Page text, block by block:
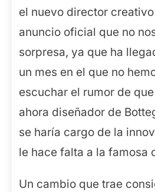
el nuevo director
anuncio oficial que no
sorpresa, ya que ha
un mes en el que no
escuchar el rumor de
ahora diseñador de
se haría cargo de la
le hace falta a la famosa
Un cambio que trae